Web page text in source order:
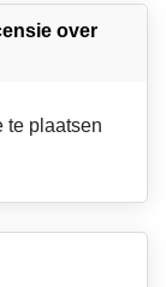
over
te plaatsen